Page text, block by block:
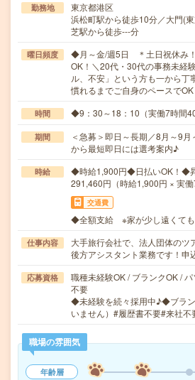
勤務地
東京都港区
浜松町駅から徒歩10分／大門(
芝駅から徒歩---分
曜日頻度
◆月～金/週5日 ＊土日祝休み
OK！＼20代・30代の事務未経
ル、不安」という方も一から丁
慣れるまでご自身のペースでOK
時間 ◆9：30～18：10（実働7時間
期間
＜急募＞即日～長期／8月～9
から最短即日には選考案内♪
時給
◆時給1,900円◆日払いOK！◆
291,460円（時給1,900円 × 実働
交通費
◆全額支給 ※家が少し遠くても
仕事内容
大手旅行会社で、法人団体のツ
後方アシスタント業務です！
応募資格
職種未経験OK / ブランクOK /
不要
◆未経験を続々採用中♪◆ブラ
いません）#履歴書不要#来社
職場の雰囲気
年齢層